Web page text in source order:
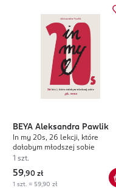
BEYA Aleksandra Pawlik
In my 20s, 26 lekcji, które
dałabym młodszej sobie
1 szt.
59,90 zł
1 szt. = 59,90 zł